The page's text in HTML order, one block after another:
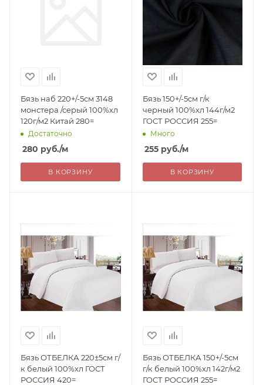
Бязь наб 220+/-5см 3148
монстера /серый 100%хл
120г/м2 Китай 280=
Достаточно
280 руб./м
В КОРЗИНУ
Бязь 150+/-5см г/к
черный 100%хл 144г/м2
ГОСТ РОССИЯ 255=
Много
255руб./м
В КОРЗИНУ
Бязь ОТБЕЛКА 220±5см г/
к белый 100%хл ГОСТ
РОССИЯ 420=
Бязь ОТБЕЛКА 150+/-5см
г/к белый 100%хл 142г/м2
ГОСТ РОССИЯ 255=